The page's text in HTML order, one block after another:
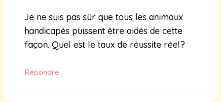
Je ne suis pas sûr que tous les animaux
handicapés puissent être aidés de cette
façon. Quel est le taux de réussite réel?
Répondre